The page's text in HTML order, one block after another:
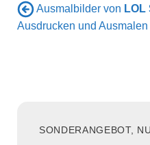
Ausmalbilder von LOL
Ausdrucken und
SONDERANGEBOT,